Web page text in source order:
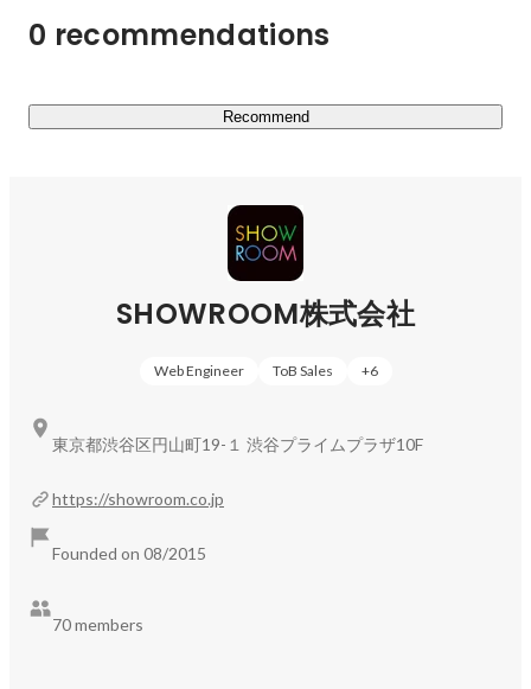
0 recommendations
Recommend
SHOWROOM株式会社
Web Engineer ToB Sales +6
https://showroom.co.jp
Founded on 08/2015
70 members
東京都渋谷区円山町19-１ 渋谷プライムプラザ10F